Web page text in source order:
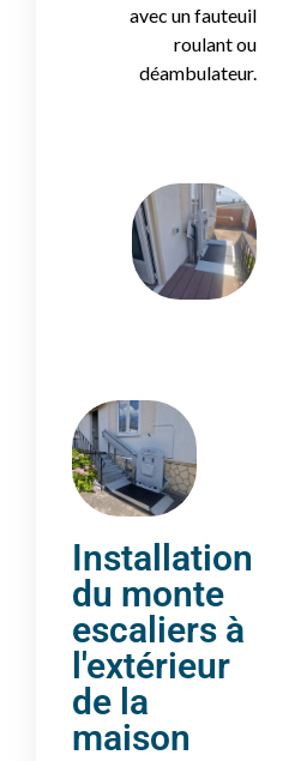
avec un fauteuil
roulant ou
déambulateur.
Installation
du monte
escaliers à
l'extérieur
de la
maison